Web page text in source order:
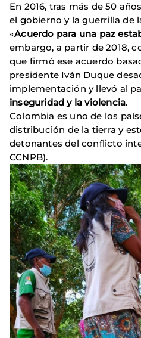
En 2016, tras más de 50
el gobierno y la guerrilla de
«Acuerdo para una paz
embargo, a partir de 2018,
que firmó ese acuerdo
presidente Iván Duque
implementación y llevó al
inseguridad y la violencia.
Colombia es uno de los
distribución de la tierra y
detonantes del conflicto
CCNPB).